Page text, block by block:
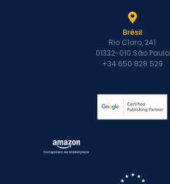
Brésil
Rio Claro, 241
01332-010 São Paulo
+34 650 828 529